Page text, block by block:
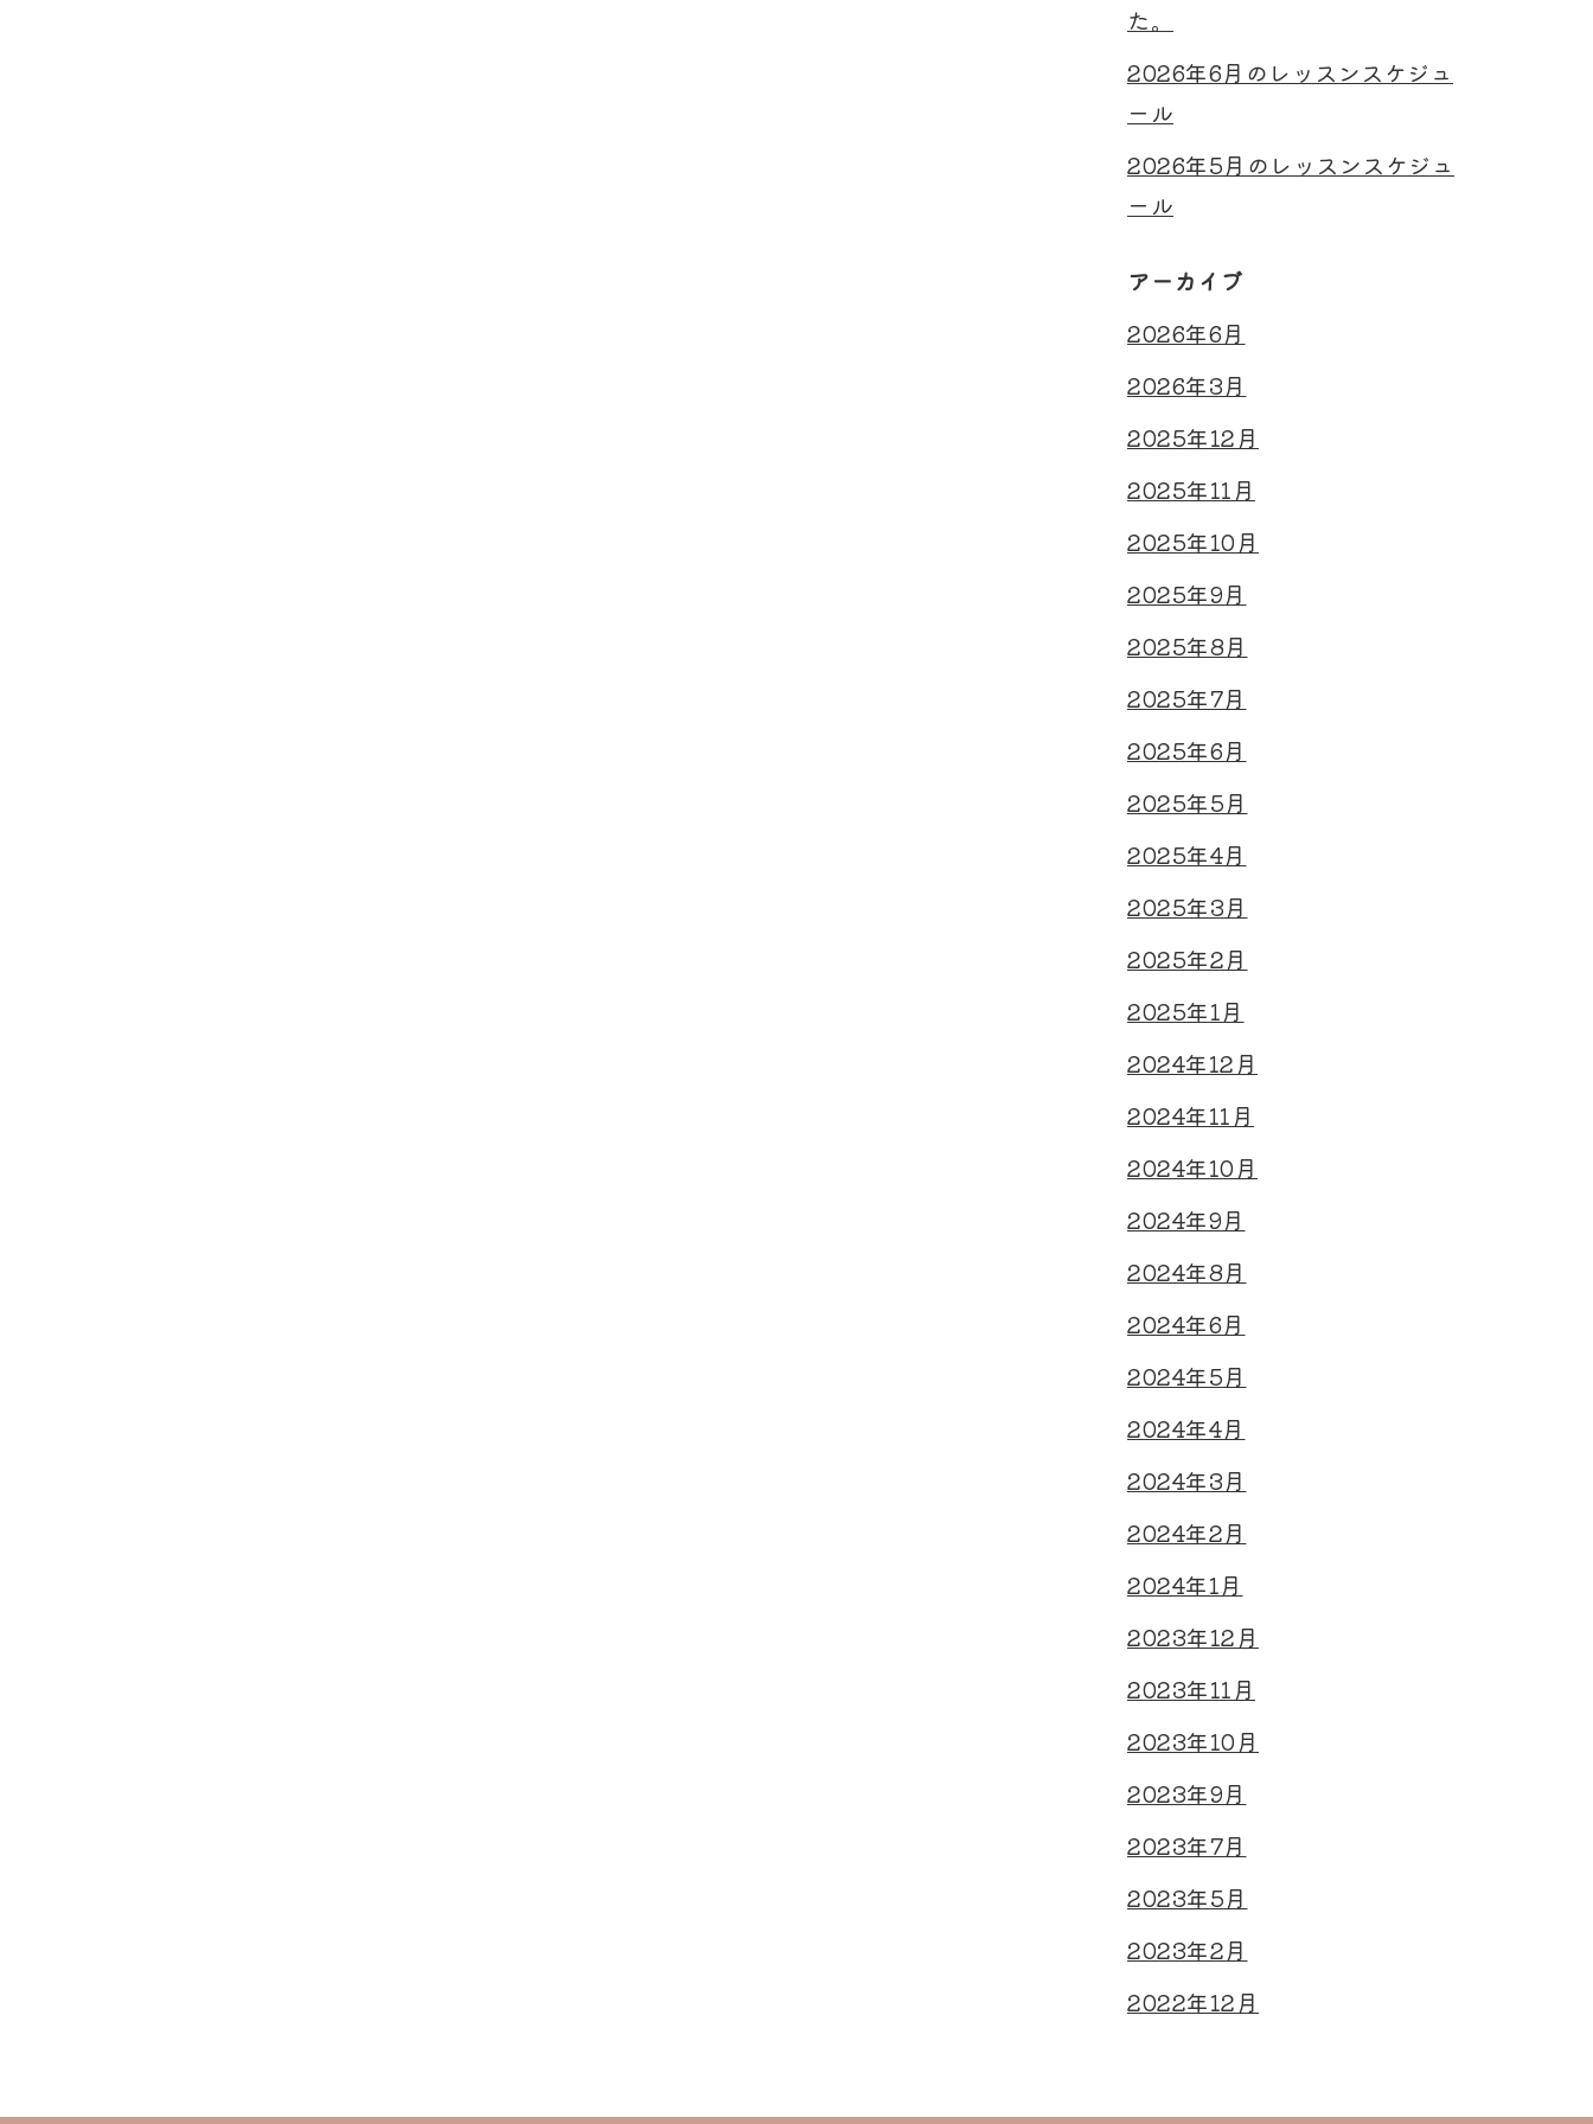
た。
2026年6月のレッスンスケジュ
ール
2026年5月のレッスンスケジュ
ール
アーカイブ
2026年6月
2026年3月
2025年12月
2025年11月
2025年10月
2025年9月
2025年8月
2025年7月
2025年6月
2025年5月
2025年4月
2025年3月
2025年2月
2025年1月
2024年12月
2024年11月
2024年10月
2024年9月
2024年8月
2024年6月
2024年5月
2024年4月
2024年3月
2024年2月
2024年1月
2023年12月
2023年11月
2023年10月
2023年9月
2023年7月
2023年5月
2023年2月
2022年12月